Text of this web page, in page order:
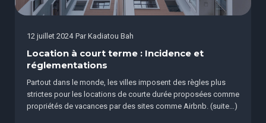
12 juillet 2024 Par Kadiatou Bah
Location à court terme : Incidence et
réglementations
Partout dans le monde, les villes imposent des règles plus
strictes pour les locations de courte durée proposées comme
propriétés de vacances par des sites comme Airbnb. (suite…)